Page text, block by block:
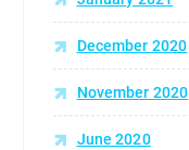
December 2020
November 2020
June 2020